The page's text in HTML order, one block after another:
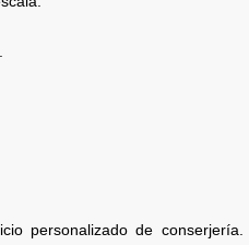
personalizado de